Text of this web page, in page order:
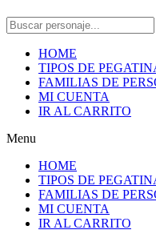
HOME
TIPOS DE
FAMILIAS DE
MI CUENTA
IR AL CARRITO
Menu
HOME
TIPOS DE
FAMILIAS DE
MI CUENTA
IR AL CARRITO